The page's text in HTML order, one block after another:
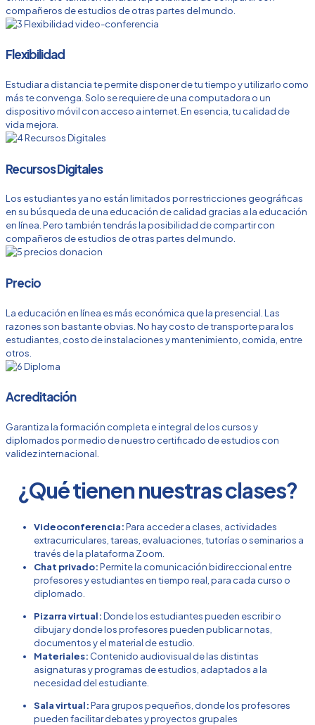
compañeros de estudios de otras partes del mundo.
Flexibilidad
Estudiar a distancia te permite disponer de tu tiempo y utilizarlo como
más te convenga. Solo se requiere de una computadora o un
dispositivo móvil con acceso a internet. En esencia, tu calidad de
vida mejora.
Recursos Digitales
Los estudiantes ya no están limitados por restricciones geográficas
en su búsqueda de una educación de calidad gracias a la educación
en línea. Pero también tendrás la posibilidad de compartir con
compañeros de estudios de otras partes del mundo.
Precio
La educación en línea es más económica que la presencial. Las
razones son bastante obvias. No hay costo de transporte para los
estudiantes, costo de instalaciones y mantenimiento, comida, entre
otros.
Acreditación
Garantiza la formación completa e integral de los cursos y
diplomados por medio de nuestro certificado de estudios con
validez internacional.
¿Qué tienen nuestras clases?
Videoconferencia:Para acceder a clases, actividades
extracurriculares, tareas, evaluaciones, tutorías o seminarios a
través de la plataforma Zoom.
Chat privado:Permite la comunicación bidireccional entre
profesores y estudiantes en tiempo real, para cada curso o
diplomado.
Pizarra virtual:Donde los estudiantes pueden escribir o
dibujar y donde los profesores pueden publicar notas,
documentos y el material de estudio.
Materiales: Contenido audiovisual de las distintas
asignaturas y programas de estudios, adaptados a la
necesidad del estudiante.
Sala virtual:Para grupos pequeños, donde los profesores
pueden facilitar debates y proyectos grupales